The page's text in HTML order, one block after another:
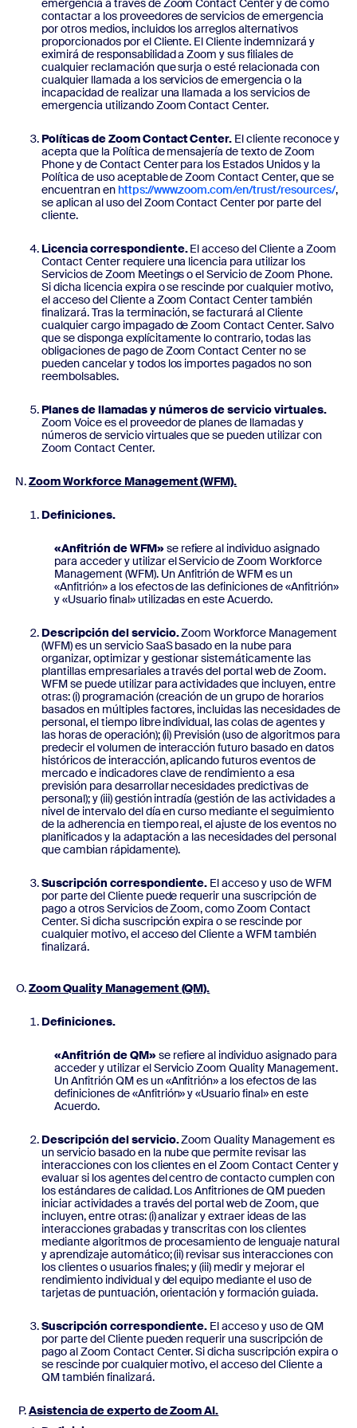
emergencia a través de Zoom Contact Center y de cómo
contactar a los proveedores de servicios de emergencia
por otros medios, incluidos los arreglos alternativos
proporcionados por el Cliente. El Cliente indemnizará y
eximirá de responsabilidad a Zoom y sus filiales de
cualquier reclamación que surja o esté relacionada con
cualquier llamada a los servicios de emergencia o la
incapacidad de realizar una llamada a los servicios de
emergencia utilizando Zoom Contact Center.
Políticas de Zoom Contact Center. El cliente reconoce y
acepta que la Política de mensajería de texto de Zoom
Phone y de Contact Center para los Estados Unidos y la
Política de uso aceptable de Zoom Contact Center, que se
encuentran en https://www.zoom.com/en/trust/resources/,
se aplican al uso del Zoom Contact Center por parte del
cliente.
Licencia correspondiente.El acceso del Cliente a Zoom
Contact Center requiere una licencia para utilizar los
Servicios de Zoom Meetings o el Servicio de Zoom Phone.
Si dicha licencia expira o se rescinde por cualquier motivo,
el acceso del Cliente a Zoom Contact Center también
finalizará. Tras la terminación, se facturará al Cliente
cualquier cargo impagado de Zoom Contact Center. Salvo
que se disponga explícitamente lo contrario, todas las
obligaciones de pago de Zoom Contact Center no se
pueden cancelar y todos los importes pagados no son
reembolsables.
Planes de llamadas y números de servicio virtuales.
Zoom Voice es el proveedor de planes de llamadas y
números de servicio virtuales que se pueden utilizar con
Zoom Contact Center.
Zoom Workforce Management (WFM).
Definiciones.
«Anfitrión de WFM»se refiere al individuo asignado
para acceder y utilizar el Servicio de Zoom Workforce
Management (WFM). Un Anfitrión de WFM es un
«Anfitrión» a los efectos de las definiciones de «Anfitrión»
y «Usuario final» utilizadas en este Acuerdo.
Descripción del servicio.Zoom Workforce Management
(WFM) es un servicio SaaS basado en la nube para
organizar, optimizar y gestionar sistemáticamente las
plantillas empresariales a través del portal web de Zoom.
WFM se puede utilizar para actividades que incluyen, entre
otras: (i) programación (creación de un grupo de horarios
basados en múltiples factores, incluidas las necesidades de
personal, el tiempo libre individual, las colas de agentes y
las horas de operación); (ii) Previsión (uso de algoritmos para
predecir el volumen de interacción futuro basado en datos
históricos de interacción, aplicando futuros eventos de
mercado e indicadores clave de rendimiento a esa
previsión para desarrollar necesidades predictivas de
personal); y (iii) gestión intradía (gestión de las actividades a
nivel de intervalo del día en curso mediante el seguimiento
de la adherencia en tiempo real, el ajuste de los eventos no
planificados y la adaptación a las necesidades del personal
que cambian rápidamente).
Suscripción correspondiente. El acceso y uso de WFM
por parte del Cliente puede requerir una suscripción de
pago a otros Servicios de Zoom, como Zoom Contact
Center. Si dicha suscripción expira o se rescinde por
cualquier motivo, el acceso del Cliente a WFM también
finalizará.
Zoom Quality Management (QM).
Definiciones.
«Anfitrión de QM»se refiere al individuo asignado para
acceder y utilizar el Servicio Zoom Quality Management.
Un Anfitrión QM es un «Anfitrión» a los efectos de las
definiciones de «Anfitrión» y «Usuario final» en este
Acuerdo.
Descripción del servicio.Zoom Quality Management es
un servicio basado en la nube que permite revisar las
interacciones con los clientes en el Zoom Contact Center y
evaluar si los agentes del centro de contacto cumplen con
los estándares de calidad. Los Anfitriones de QM pueden
iniciar actividades a través del portal web de Zoom, que
incluyen, entre otras: (i) analizar y extraer ideas de las
interacciones grabadas y transcritas con los clientes
mediante algoritmos de procesamiento de lenguaje natural
y aprendizaje automático; (ii) revisar sus interacciones con
los clientes o usuarios finales; y (iii) medir y mejorar el
rendimiento individual y del equipo mediante el uso de
tarjetas de puntuación, orientación y formación guiada.
Suscripción correspondiente. El acceso y uso de QM
por parte del Cliente pueden requerir una suscripción de
pago al Zoom Contact Center. Si dicha suscripción expira o
se rescinde por cualquier motivo, el acceso del Cliente a
QM también finalizará.
Asistencia de experto de Zoom AI.